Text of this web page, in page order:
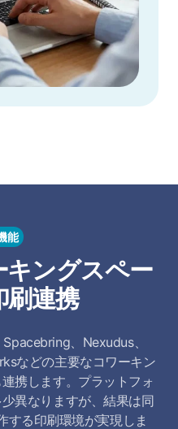
能
ングスペー
刷連携
、Nexudus、
などの主要なコワーキン
携します。プラットフォ
異なりますが、結果は同
する印刷環境が実現しま